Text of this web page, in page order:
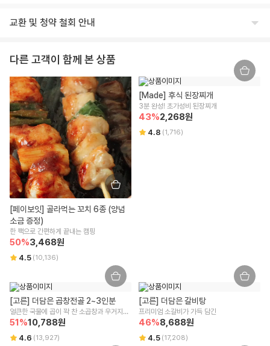
생산자 및 소재지(수입품의 경우 생산자, 수입자 및 제조국)
제조연월일, 유통기한 또는 소비기한
포장단위별 용량(중량), 수량
상세페이지 하단 참고
원재료명 및 함량(농수산물의 원산지 표시에 관한 법률에 따른 원산지 표시 포
함)
상세페이지 하단 참고
영양성분(식품위생법에 따른 영양성분 표시대상 식품에 한함)
해당사항 없음
유전자변형식품에 해당하는 경우의 표시
해당사항 없음
영유아식 또는 체중조절식품 등에 해당하는 경우 표시광고사전심의필 유무 및
수입식품에 해당하는 경우 "식품위생법에 따른 수입신고를 필함"의 문구
해당사항 없음
소비자상담 관련 전화번호
주식회사 윙잇
임승진
사업자등록번호
542-86-00304
본점 주소
(08378) 서울 구로구 디지털로 306 대륭포스트타워2차, 712호
통신판매업신고
2018-서울강남-03300
유통전문판매업 주소
서울특별시 강남구 테헤란로 423, 9층 9493호
전화번호
1599-3108
CJ대한통운
교환 및 청약 철회 안내
상품이 표시 광고 내용과 다를 경우, 받으신 날부터 3개월 이내 교환/환불
을 요청하실 수 있습니다.
상품 불량/하자 등이 있을 경우, 문제를 확인할 수 있는 사진 촬영 후 고객
센터로 문의 부탁드립니다.
수령 즉시 확인할 수 있는 문제(누락/파손/냉해 등)은 상품 수령일로부터 7
일 이내 문의 시 도움을 드릴 수 있습니다.
교환/반품 불가 안내
신선/냉장/냉동식품은 단순 변심/주문 착오로 인한 교환/반품 신청이 어렵
습니다.
상품 수령한 날로부터 7일 경과할 경우 단순 변심으로 인한 교환/반품 신
잘못된 보관 방법이나 고객님의 부주의 등으로 인한 오염, 파손, 변질된 경
우 교환/반품 신청이 어렵습니다.
고객님의 사용 또는 일부 소비에 의해 상품의 가치가 훼손된 경우 교환/반
품 신청이 어렵습니다.
고객님이 상품 포장을 개봉하여 사용 또는 설치 완료되어 상품의 가치가
훼손된 경우 (단, 내용 확인을 위한 포장 개봉은 예외) 교환/반품 신청이 어
렵습니다.
시간 경과에 따라 상품 등의 가치가 현저히 감소하여 재판매가 불가능한
경우 교환/반품 신청이 어렵습니다.
구매한 상품의 구성품이 누락된 경우(세트 상품,초특가상품등 포함) 교
환/반품은 신청이 어렵습니다.
기타, 상품의 교환, 상품 결함 등의 보상은 소비자분쟁해결기준(공정거래
다른 고객이 함께 본 상품
[페이보잇] 골라먹는 꼬치 6종 (양념
소금 증정)
한 팩으로 간편하게 끝내는 캠핑
50%3,468원
4.5 (10,136)
[Made] 후식 된장찌개
3분 완성! 초가성비 된장찌개
43%2,268원
4.8 (1,716)
[고른] 더담은 곱창전골 2~3인분
얼큰한 국물에 곱이 꽉 찬 소곱창과 우거지가
가득!
51%10,788원
4.6 (13,927)
[고른] 더담은 갈비탕
프리미엄 소갈비가 가득 담긴
46%8,688원
4.5 (17,208)